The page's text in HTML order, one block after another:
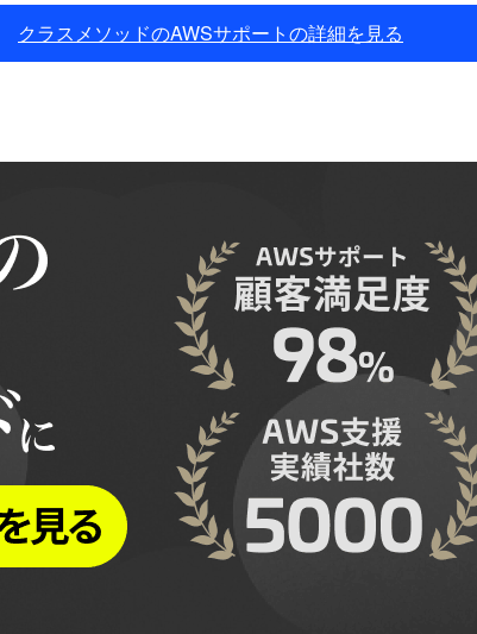
クラスメソッドのAWSサポートの詳細を見る